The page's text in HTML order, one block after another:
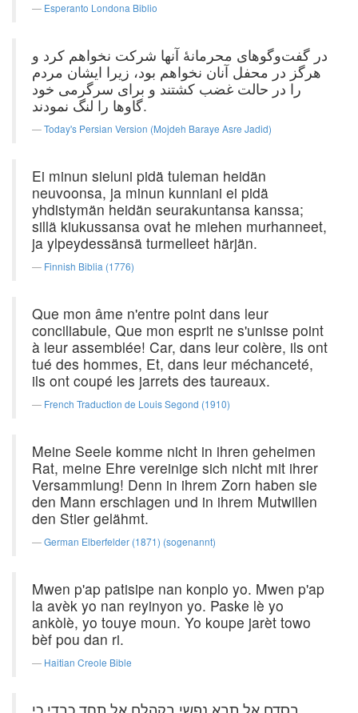
Esperanto Londona Biblio
در گفت‌وگوهای محرمانهٔ آنها شركت‌ نخواهم‌ كرد و
هرگز در محفل ‌آنان ‌نخواهم ‌بود، زیرا ایشان ‌مردم‌
را در حالت‌ غضب‌ كشتند و برای سرگرمی خود
گاوها را لنگ نمودند.
Today's Persian Version (Mojdeh Baraye Asre Jadid)
Ei minun sieluni pidä tuleman heidän
neuvoonsa, ja minun kunniani ei pidä
yhdistymän heidän seurakuntansa kanssa;
sillä kiukussansa ovat he miehen murhanneet,
ja ylpeydessänsä turmelleet härjän.
Finnish Biblia (1776)
Que mon âme n'entre point dans leur
conciliabule, Que mon esprit ne s'unisse point
à leur assemblée! Car, dans leur colère, ils ont
tué des hommes, Et, dans leur méchanceté,
ils ont coupé les jarrets des taureaux.
French Traduction de Louis Segond (1910)
Meine Seele komme nicht in ihren geheimen
Rat, meine Ehre vereinige sich nicht mit ihrer
Versammlung! Denn in ihrem Zorn haben sie
den Mann erschlagen und in ihrem Mutwillen
den Stier gelähmt.
German Elberfelder (1871) (sogenannt)
Mwen p'ap patisipe nan konplo yo. Mwen p'ap
la avèk yo nan reyinyon yo. Paske lè yo
ankòlè, yo touye moun. Yo koupe jarèt towo
bèf pou dan ri.
Haitian Creole Bible